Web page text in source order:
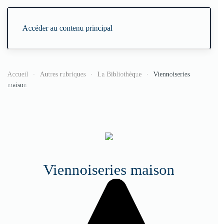
Accéder au contenu principal
Accueil Autres rubriques La Bibliothèque
Viennoiseries
maison
Viennoiseries maison